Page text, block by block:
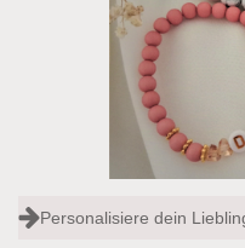
Personalisiere dein